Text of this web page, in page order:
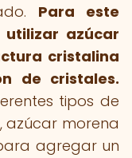
Para este
utilizar azúcar
cristalina
de cristales.
tipos de
azúcar morena
agregar un